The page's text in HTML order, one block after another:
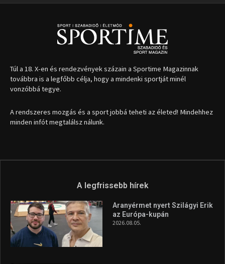
Túl a 18. X-en és rendezvények százain a Sportime Magazinnak
továbbra is a legfőbb célja, hogy a mindenki sportját minél
vonzóbbá tegye.
A rendszeres mozgás és a sport jobbá teheti az életed! Mindehhez
minden infót megtalálsz nálunk.
A legfrissebb hírek
Aranyérmet nyert Szilágyi Erik
az Európa-kupán
2026.08.05.